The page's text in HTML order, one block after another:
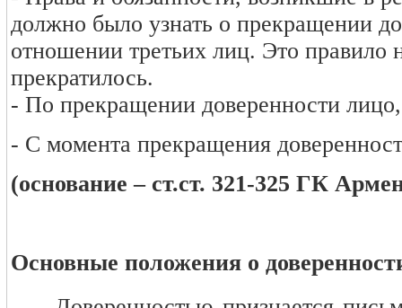
должно было узнать о прекращении
отношении третьих лиц. Это правило
прекратилось.
- По прекращении доверенности
- С момента прекращения
(основание – ст.ст. 321-325 ГК
Основные положения о